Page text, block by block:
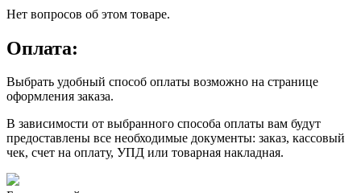
Нет вопросов об этом товаре.
Оплата:
Выбрать удобный способ оплаты возможно на странице
оформления заказа.
В зависимости от выбранного способа оплаты вам будут
предоставлены все необходимые документы: заказ, кассовый
чек, счет на оплату, УПД или товарная накладная.